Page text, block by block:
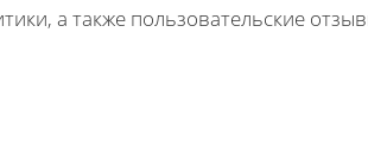
а также пользовательские